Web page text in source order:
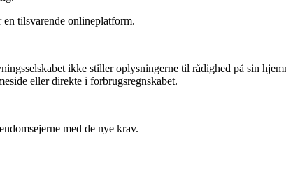
tilsvarende onlineplatform.
ikke stiller oplysningerne til rådighed på sin
eller direkte i forbrugsregnskabet.
med de nye krav.